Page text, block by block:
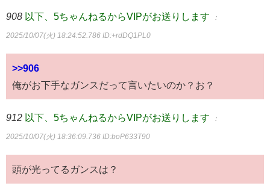
908 以下、5ちゃんねるからVIPがお送りします ：
2025/10/07(火) 18:24:52.786 ID:+rdDQ1PL0
>>906
俺がお下手なガンスだって言いたいのか？お？
912 以下、5ちゃんねるからVIPがお送りします ：
2025/10/07(火) 18:36:09.736 ID:boP633T90
頭が光ってるガンスは？